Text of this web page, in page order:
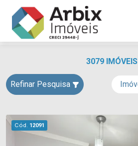
3079 IMÓVEIS
Refinar Pesquisa
Cód. 12091